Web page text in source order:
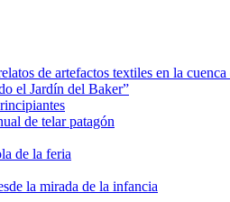
de artefactos textiles en la cuenca
el Jardín del Baker”
de telar patagón
de la feria
la mirada de la infancia